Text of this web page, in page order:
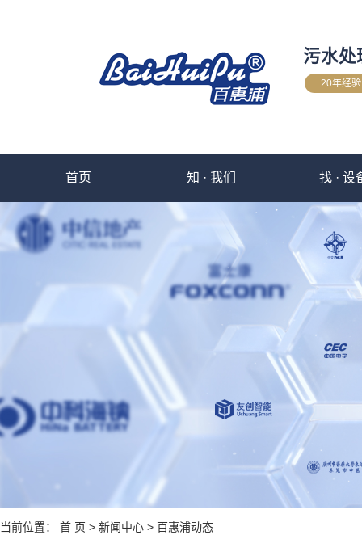
污水处
20年经
首页 知 · 我们 找 · 设
当前位置： 首 页 > 新闻中心 > 百惠浦动态